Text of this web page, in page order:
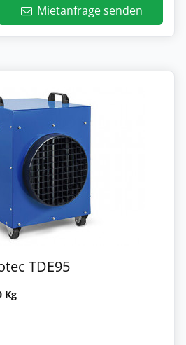
Mietanfrage senden
TDE95
Kg